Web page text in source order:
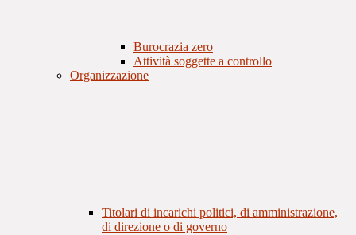
Burocrazia zero
Attività soggette a controllo
Organizzazione
Titolari di incarichi politici, di amministrazione,
di direzione o di governo